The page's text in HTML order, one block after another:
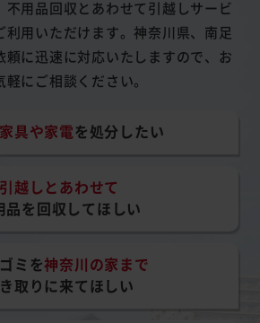
不用品回収とあわせて引越しサービ
利用いただけます。神奈川県、南足
頼に迅速に対応いたしますので、お
にご相談ください。
具や家電を処分したい
引越しとあわせて
品を回収してほしい
ミを神奈川の家まで
取りに来てほしい